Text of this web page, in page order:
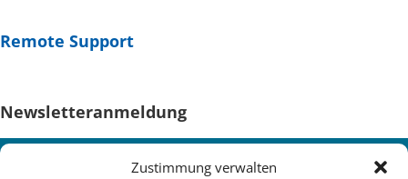
Zustimmung verwalten
Remote Support
Newsletteranmeldung